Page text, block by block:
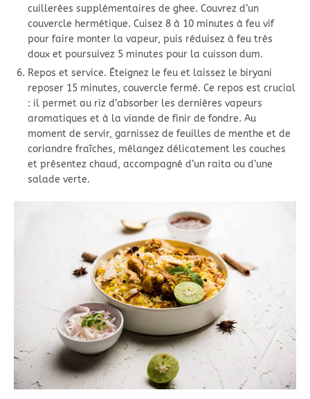
cuillerées supplémentaires de ghee. Couvrez d’un
couvercle hermétique. Cuisez 8 à 10 minutes à feu vif
pour faire monter la vapeur, puis réduisez à feu très
doux et poursuivez 5 minutes pour la cuisson dum.
Repos et service. Éteignez le feu et laissez le biryani
reposer 15 minutes, couvercle fermé. Ce repos est crucial
: il permet au riz d’absorber les dernières vapeurs
aromatiques et à la viande de finir de fondre. Au
moment de servir, garnissez de feuilles de menthe et de
coriandre fraîches, mélangez délicatement les couches
et présentez chaud, accompagné d’un raita ou d’une
salade verte.